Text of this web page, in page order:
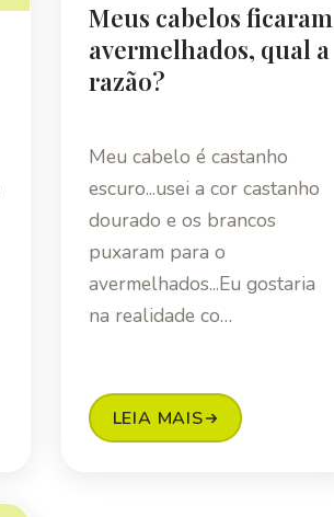
Meus cabelos ficaram
avermelhados, qual a
razão?
Meu cabelo é castanho
escuro...usei a cor castanho
dourado e os brancos
puxaram para o
avermelhados...Eu gostaria
na realidade co…
LEIA MAIS